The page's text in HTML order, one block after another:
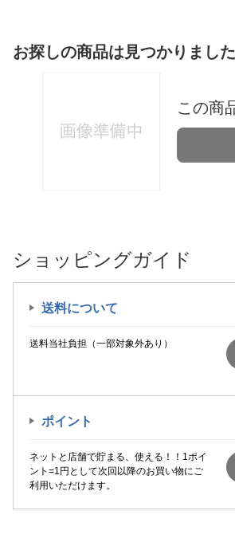
お探しの商品は見つかりまし
この商
ショッピングガイド
送料について
送料当社負担（一部対象外あり）
ポイント
ネットと店舗で貯まる、使える！！1ポイ
ント=1円として次回以降のお買い物にご
利用いただけます。